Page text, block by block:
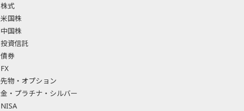
株式
米国株
中国株
投資信託
債券
FX
先物・オプション
金・プラチナ・シルバー
NISA